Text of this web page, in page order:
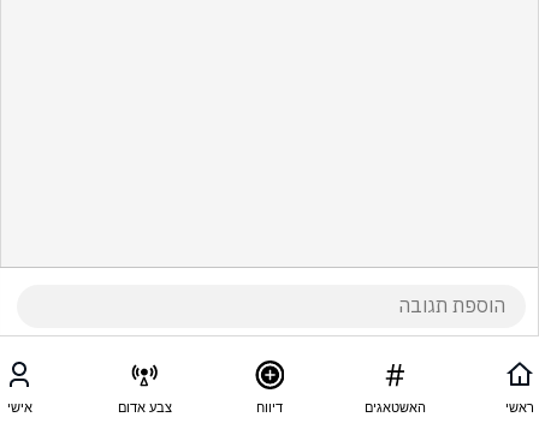
ראשי האשטאגים דיווח צבע אדום אישי